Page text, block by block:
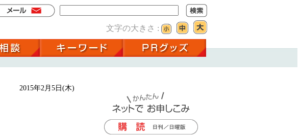
文字の大きさ :
2015年2月5日(木)